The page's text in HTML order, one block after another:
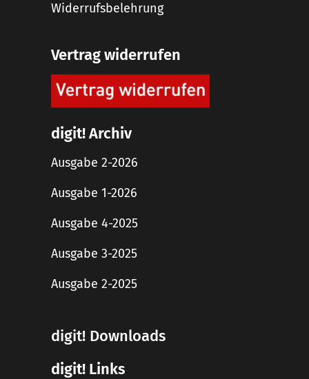
Widerrufsbelehrung
Vertrag widerrufen
digit! Archiv
Ausgabe 2-2026
Ausgabe 1-2026
Ausgabe 4-2025
Ausgabe 3-2025
Ausgabe 2-2025
digit! Downloads
digit! Links